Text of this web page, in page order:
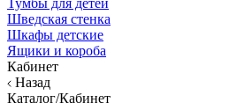
Тумбы для детей
Шведская стенка
Шкафы детские
Ящики и короба
Кабинет
Назад
Каталог/Кабинет